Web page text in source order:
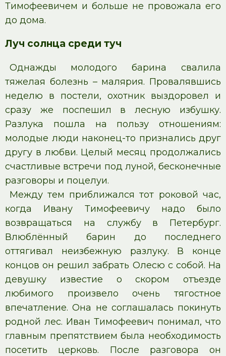
Тимофеевичем и больше не провожала его
до дома.
Луч солнца среди туч
Однажды молодого барина свалила
тяжелая болезнь – малярия. Провалявшись
неделю в постели, охотник выздоровел и
сразу же поспешил в лесную избушку.
Разлука пошла на пользу отношениям:
молодые люди наконец-то признались друг
другу в любви. Целый месяц продолжались
счастливые встречи под луной, бесконечные
разговоры и поцелуи.
Между тем приближался тот роковой час,
когда Ивану Тимофеевичу надо было
возвращаться на службу в Петербург.
Влюблённый барин до последнего
оттягивал неизбежную разлуку. В конце
концов он решил забрать Олесю с собой. На
девушку известие о скором отъезде
любимого произвело очень тягостное
впечатление. Она не соглашалась покинуть
родной лес. Иван Тимофеевич понимал, что
главным препятствием была необходимость
посетить церковь. После разговора он